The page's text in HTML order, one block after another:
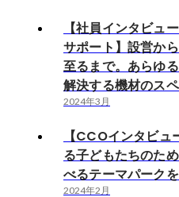
【社員インタビュ
サポート】設営か
至るまで。あらゆ
解決する機材のス
2024年3月
【CCOインタビュ
る子どもたちのた
べるテーマパーク
2024年2月